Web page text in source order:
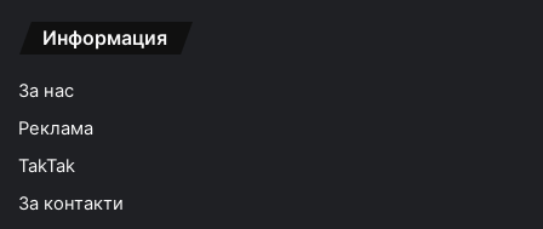
Информация
За нас
Реклама
TakTak
За контакти